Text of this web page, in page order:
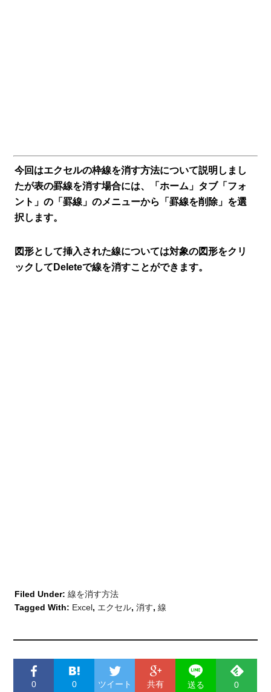
今回はエクセルの枠線を消す方法について説明しまし
たが表の罫線を消す場合には、「ホーム」タブ「フォ
ント」の「罫線」のメニューから「罫線を削除」を選
択します。
図形として挿入された線については対象の図形をクリ
ックしてDeleteで線を消すことができます。
Filed Under:線を消す方法
Tagged With: Excel, エクセル,消す,線
0 0 ツイート 共有 送る 0